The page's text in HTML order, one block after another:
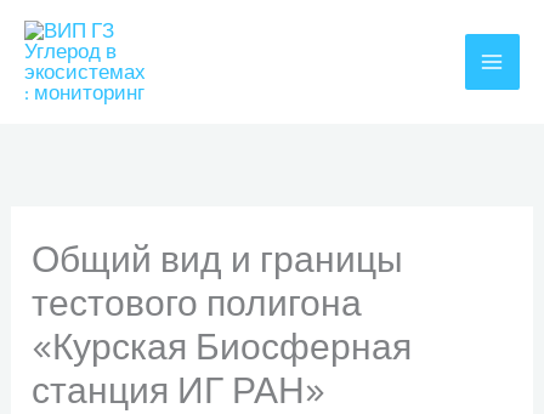
Перейти
содержимому
Общий вид и границы
тестового полигона
«Курская Биосферная
станция ИГ РАН»